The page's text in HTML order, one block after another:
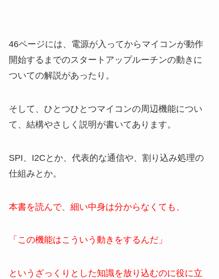
46ページには、電源が入ってからマイコンが動作
開始するまでのスタートアップルーチンの動きに
ついての解説があったり。
そして、ひとつひとつマイコンの周辺機能につい
て、結構やさしく説明が書いてあります。
SPI、I2Cとか、代表的な通信や、割り込み処理の
仕組みとか。
本書を読んで、細い中身は分からなくても、
「この機能はこういう動きをするんだ」
というざっくりとした知識を放り込むのに役に立